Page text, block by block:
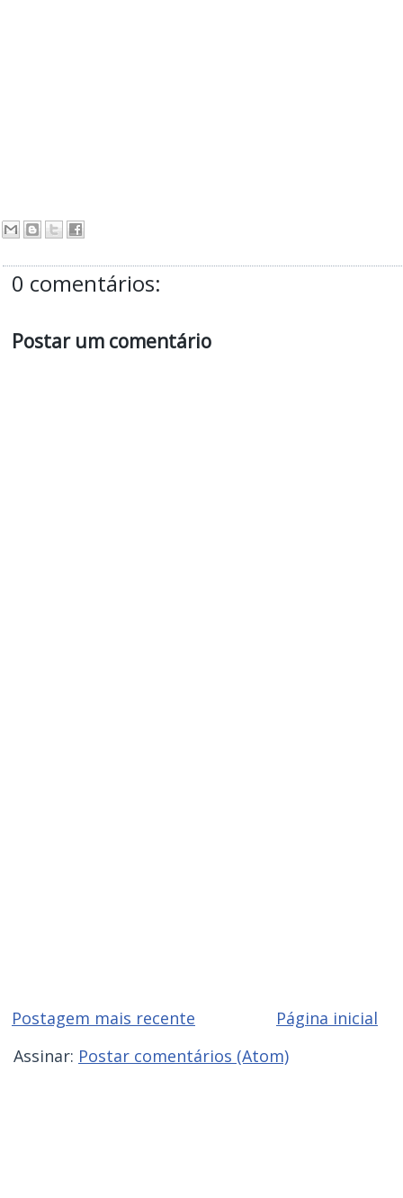
0 comentários:
Postar um comentário
Postagem mais recente
Página inicial
Assinar: Postar comentários (Atom)